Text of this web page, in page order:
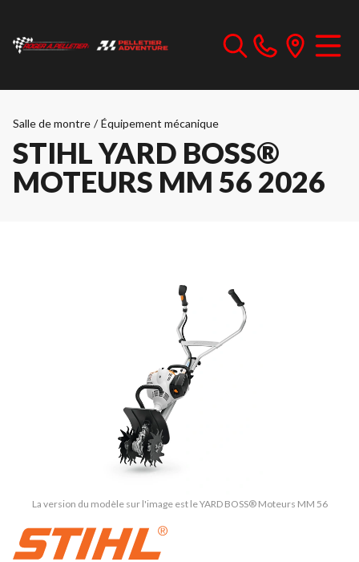
Salle de montre / Équipement mécanique
STIHL YARD BOSS®
MOTEURS MM 56 2026
La version du modèle sur l'image est le YARD BOSS® Moteurs MM 56